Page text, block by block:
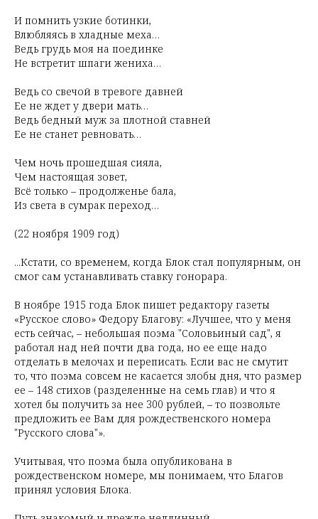
И помнить узкие ботинки,
Влюбляясь в хладные меха…
Ведь грудь моя на поединке
Не встретит шпаги жениха…
Ведь со свечой в тревоге давней
Ее не ждет у двери мать…
Ведь бедный муж за плотной ставней
Ее не станет ревновать…
Чем ночь прошедшая сияла,
Чем настоящая зовет,
Всё только – продолженье бала,
Из света в сумрак переход…
(22 ноября 1909 год)
...Кстати, со временем, когда Блок стал популярным, он
смог сам устанавливать ставку гонорара.
В ноябре 1915 года Блок пишет редактору газеты
«Русское слово» Федору Благову: «Лучшее, что у меня
есть сейчас, – небольшая поэма "Соловьиный сад", я
работал над ней почти два года, но ее еще надо
отделать в мелочах и переписать. Если вас не смутит
то, что поэма совсем не касается злобы дня, что размер
ее – 148 стихов (разделенные на семь глав) и что я
хотел бы получить за нее 300 рублей, – то позвольте
предложить ее Вам для рождественского номера
"Русского слова"».
Учитывая, что поэма была опубликована в
рождественском номере, мы понимаем, что Благов
принял условия Блока.